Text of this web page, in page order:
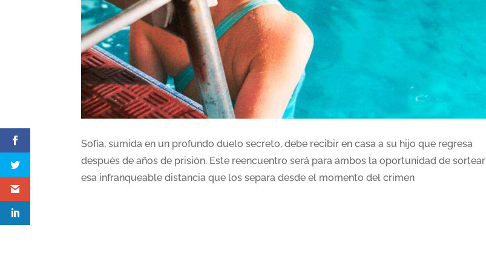
Sofía, sumida en un profundo duelo secreto, debe recibir en casa a su hijo que regresa
después de años de prisión. Este reencuentro será para ambos la oportunidad de sortear
esa infranqueable distancia que los separa desde el momento del crimen